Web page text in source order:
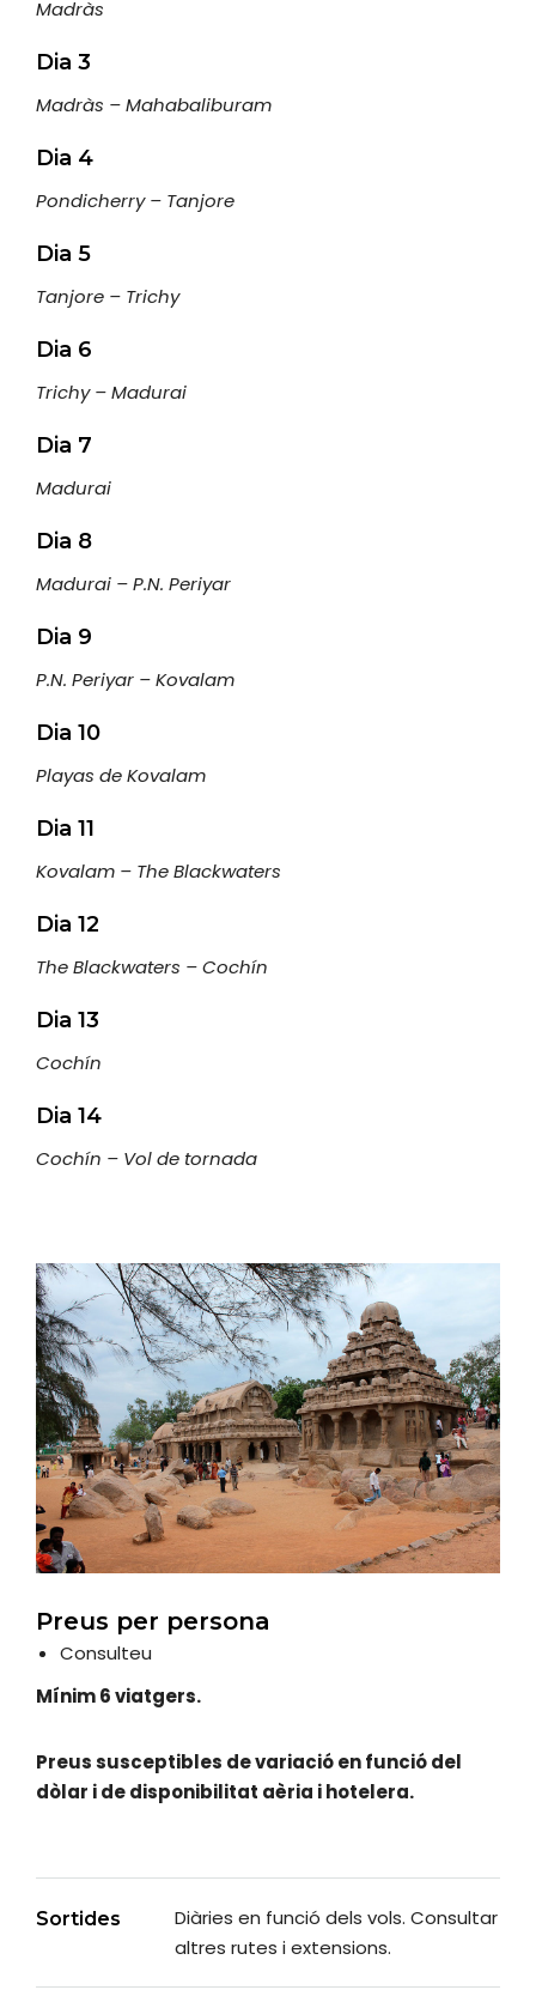
Madràs
Dia 3
Madràs – Mahabaliburam
Dia 4
Pondicherry – Tanjore
Dia 5
Tanjore – Trichy
Dia 6
Trichy – Madurai
Dia 7
Madurai
Dia 8
Madurai – P.N. Periyar
Dia 9
P.N. Periyar – Kovalam
Dia 10
Playas de Kovalam
Dia 11
Kovalam – The Blackwaters
Dia 12
The Blackwaters – Cochín
Dia 13
Cochín
Dia 14
Cochín – Vol de tornada
Preus per persona
Consulteu
Mínim 6 viatgers.
Preus susceptibles de variació en funció del
dòlar i de disponibilitat aèria i hotelera.
Sortides
Diàries en funció dels vols. Consultar
altres rutes i extensions.